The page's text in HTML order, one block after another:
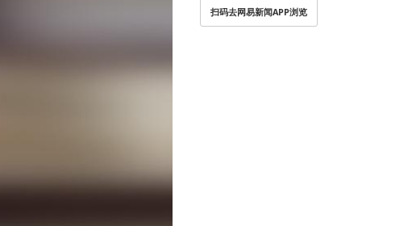
扫码去网易新闻APP浏览